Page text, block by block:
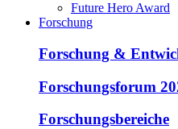
Future Hero Award
Forschung
Forschung &
Forschungsforum
Forschungsbereiche